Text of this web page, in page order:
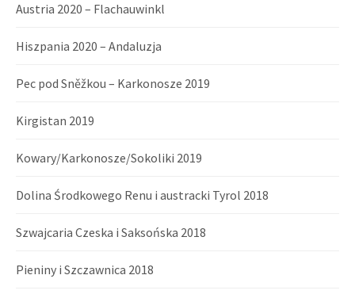
Austria 2020 – Flachauwinkl
Hiszpania 2020 – Andaluzja
Pec pod Sněžkou – Karkonosze 2019
Kirgistan 2019
Kowary/Karkonosze/Sokoliki 2019
Dolina Środkowego Renu i austracki Tyrol 2018
Szwajcaria Czeska i Saksońska 2018
Pieniny i Szczawnica 2018